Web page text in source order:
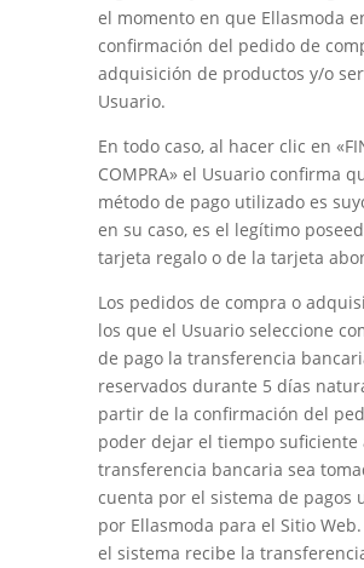
el momento en que Ellasmoda
confirmación del pedido de
adquisición de productos y/o
Usuario.
En todo caso, al hacer clic en «
COMPRA» el Usuario confirma
método de pago utilizado es
en su caso, es el legítimo
tarjeta regalo o de la tarjeta
Los pedidos de compra o
los que el Usuario seleccione
de pago la transferencia
reservados durante 5 días
partir de la confirmación del
poder dejar el tiempo suficiente
transferencia bancaria sea
cuenta por el sistema de pagos
por Ellasmoda para el Sitio
el sistema recibe la